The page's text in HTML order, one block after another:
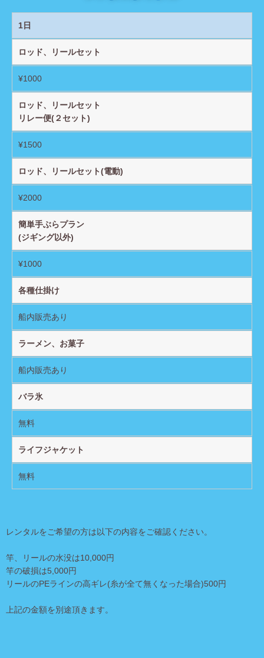
1日
ロッド、リールセット
¥1000
ロッド、リールセット
リレー便(２セット)
¥1500
ロッド、リールセット(電動)
¥2000
簡単手ぶらプラン
(ジギング以外)
¥1000
各種仕掛け
船内販売あり
ラーメン、お菓子
船内販売あり
バラ氷
無料
ライフジャケット
無料
レンタルをご希望の方は以下の内容をご確認ください。
竿、リールの水没は10,000円
竿の破損は5,000円
リールのPEラインの高ギレ(糸が全て無くなった場合)500円
上記の金額を別途頂きます。